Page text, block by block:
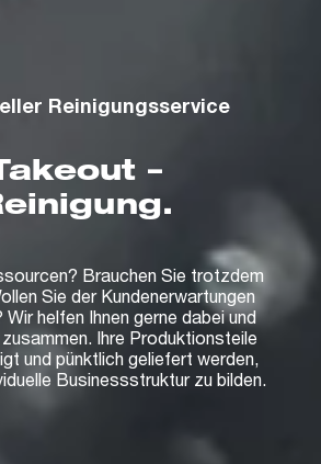
Reinigungsservice
–
Brauchen Sie trotzdem
Sie der Kundenerwartungen
helfen Ihnen gerne dabei und
Ihre Produktionsteile
und pünktlich geliefert werden,
Businessstruktur zu bilden.